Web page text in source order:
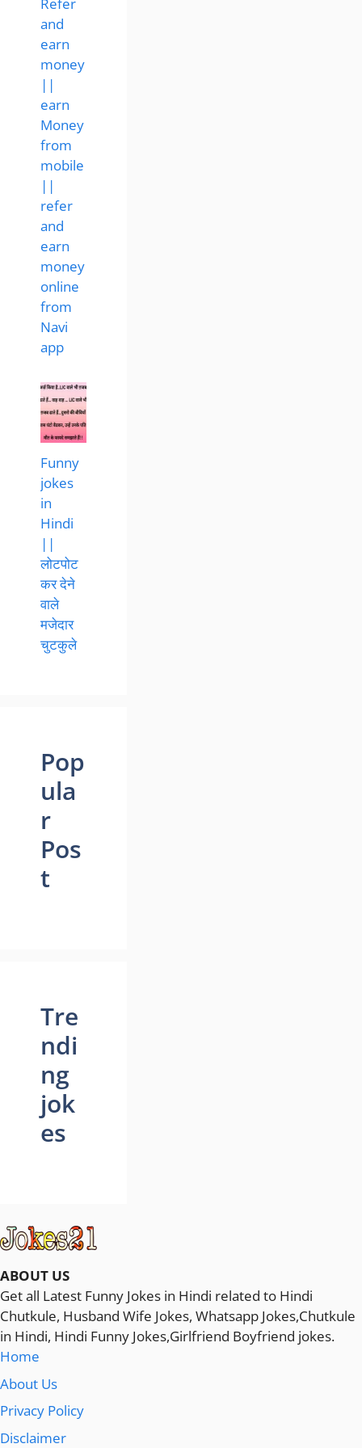
and
earn
money
||
earn
Money
from
mobile
||
refer
and
earn
money
online
from
Navi
app
Funny
jokes
in
Hindi
||
लोटपोट
कर देने
वाले
मजेदार
चुटकुले
Pop
ula
r
Pos
t
Tre
ndi
ng
jok
es
ABOUT US
Get all Latest Funny Jokes in Hindi related to Hindi
Chutkule, Husband Wife Jokes, Whatsapp Jokes,Chutkule
in Hindi, Hindi Funny Jokes,Girlfriend Boyfriend jokes.
Home
About Us
Privacy Policy
Disclaimer